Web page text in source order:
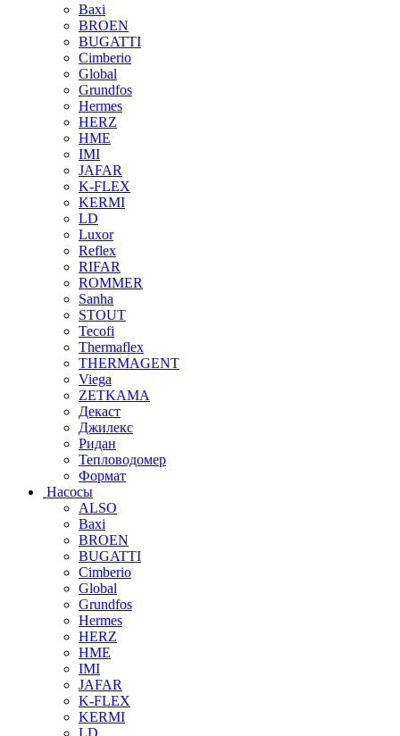
Baxi
BROEN
BUGATTI
Cimberio
Global
Grundfos
Hermes
HERZ
HME
IMI
JAFAR
K-FLEX
KERMI
LD
Luxor
Reflex
RIFAR
ROMMER
Sanha
STOUT
Tecofi
Thermaflex
THERMAGENT
Viega
ZETKAMA
Декаст
Джилекс
Ридан
Тепловодомер
Формат
Насосы
ALSO
Baxi
BROEN
BUGATTI
Cimberio
Global
Grundfos
Hermes
HERZ
HME
IMI
JAFAR
K-FLEX
KERMI
LD